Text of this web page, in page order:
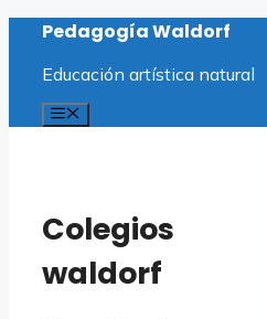
Saltar
contenido
Pedagogía Waldorf
Educación artística natural
Menú
Colegios
waldorf